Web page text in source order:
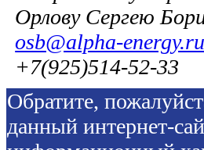
Орлову Сергею
osb@alpha-energy.ru
+7(925)514-52-33
Обратите,
данный интернет-